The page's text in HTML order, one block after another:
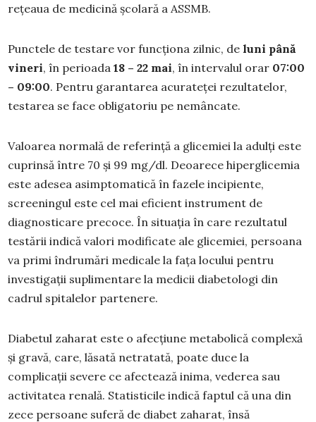
rețeaua de medicină școlară a ASSMB.
Punctele de testare vor funcționa zilnic, de luni până
vineri, în perioada 18 – 22 mai, în intervalul orar 07:00
– 09:00. Pentru garantarea acurateței rezultatelor,
testarea se face obligatoriu pe nemâncate.
Valoarea normală de referință a glicemiei la adulți este
cuprinsă între 70 și 99 mg/dl. Deoarece hiperglicemia
este adesea asimptomatică în fazele incipiente,
screeningul este cel mai eficient instrument de
diagnosticare precoce. În situația în care rezultatul
testării indică valori modificate ale glicemiei, persoana
va primi îndrumări medicale la fața locului pentru
investigații suplimentare la medicii diabetologi din
cadrul spitalelor partenere.
Diabetul zaharat este o afecțiune metabolică complexă
și gravă, care, lăsată netratată, poate duce la
complicații severe ce afectează inima, vederea sau
activitatea renală. Statisticile indică faptul că una din
zece persoane suferă de diabet zaharat, însă